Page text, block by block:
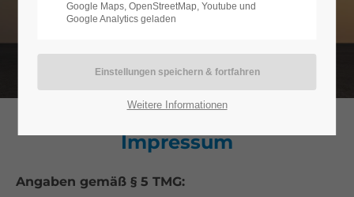
Impressum
Angaben gemäß § 5 TMG:
Google Maps, OpenStreetMap, Youtube und
Google Analytics geladen
Weitere Informationen